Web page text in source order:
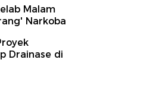
Malam
Narkoba
Drainase di